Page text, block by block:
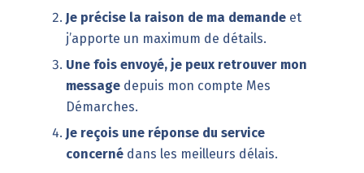
Je précise la raison de ma demandeet
j’apporte un maximum de détails.
Une fois envoyé, je peux retrouver mon
messagedepuis mon compte Mes
Démarches.
Je reçois une réponse du service
concernédans les meilleurs délais.